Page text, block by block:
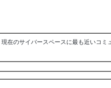
在のサイバースペースに最も近いコミ